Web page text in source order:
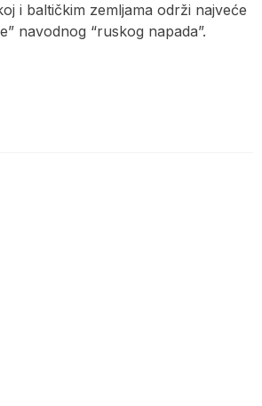
i baltičkim zemljama održi najveće
navodnog “ruskog napada”.